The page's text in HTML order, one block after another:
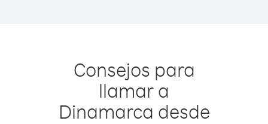
Consejos para
llamar a
Dinamarca desde